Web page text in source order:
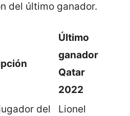
del último ganador.
Último
ganador
Qatar
2022
del
Lionel